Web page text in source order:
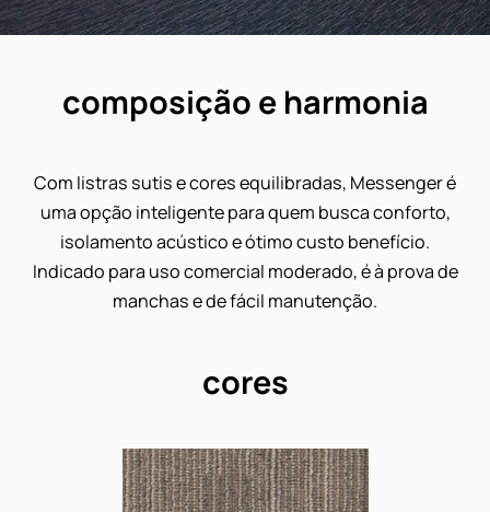
composição e harmonia
Com listras sutis e cores equilibradas,
uma opção inteligente para quem busca
manchas e de fácil manutenção.
cores